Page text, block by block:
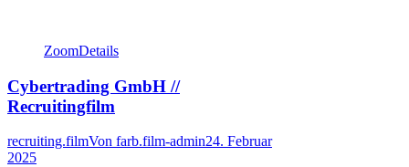
ZoomDetails
Cybertrading GmbH //
Recruitingfilm
recruiting.filmVon farb.film-admin24. Februar
2025